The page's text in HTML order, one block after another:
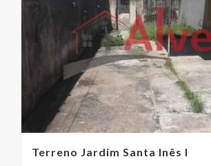
Terreno Jardim Santa Inês I